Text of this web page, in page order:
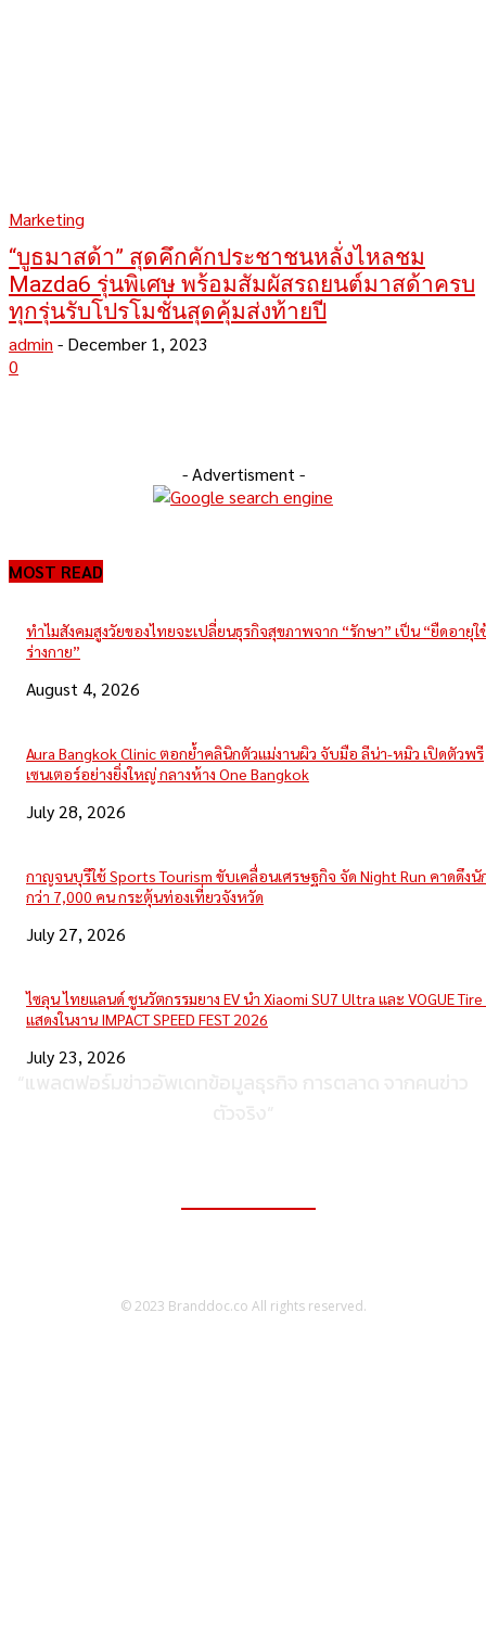
Marketing
“บูธมาสด้า” สุดคึกคักประชาชนหลั่งไหลชม
Mazda6 รุ่นพิเศษ พร้อมสัมผัสรถยนต์มาสด้าครบ
ทุกรุ่นรับโปรโมชั่นสุดคุ้มส่งท้ายปี
admin - December 1, 2023
0
- Advertisment -
MOST READ
ทำไมสังคมสูงวัยของไทยจะเปลี่ยนธุรกิจสุขภาพจาก “รักษา” เป็น “ยืดอายุใ
ร่างกาย”
August 4, 2026
Aura Bangkok Clinic ตอกย้ำคลินิกตัวแม่งานผิว จับมือ ลีน่า-หมิว เปิดตัวพรี
เซนเตอร์อย่างยิ่งใหญ่ กลางห้าง One Bangkok
July 28, 2026
กาญจนบุรีใช้ Sports Tourism ขับเคลื่อนเศรษฐกิจ จัด Night Run คาดดึงนั
กว่า 7,000 คน กระตุ้นท่องเที่ยวจังหวัด
July 27, 2026
ไซลุน ไทยแลนด์ ชูนวัตกรรมยาง EV นำ Xiaomi SU7 Ultra และ VOGUE
แสดงในงาน IMPACT SPEED FEST 2026
July 23, 2026
© 2023 Branddoc.co All rights reserved.